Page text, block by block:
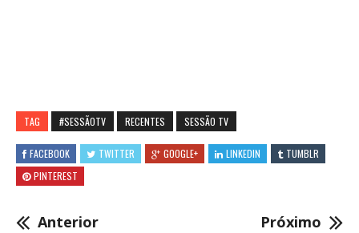
TAG #SESSÃOTV RECENTES SESSÃO TV
FACEBOOK TWITTER GOOGLE+ LINKEDIN
TUMBLR
PINTEREST
Anterior Próximo